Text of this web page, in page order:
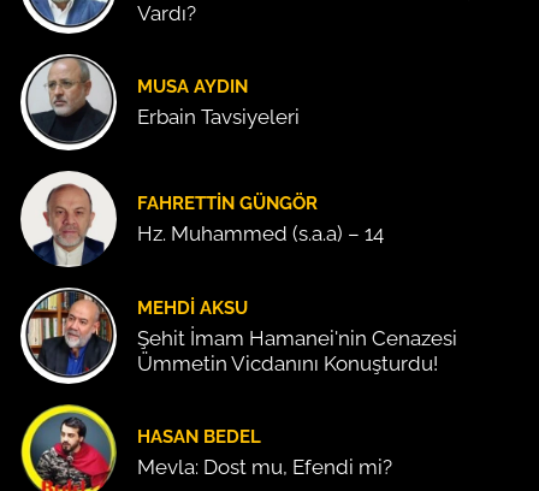
Vardı?
MUSA AYDIN
Erbain Tavsiyeleri
FAHRETTIN GÜNGÖR
Hz. Muhammed (s.a.a) – 14
MEHDI AKSU
Şehit İmam Hamanei'nin Cenazesi
Ümmetin Vicdanını Konuşturdu!
HASAN BEDEL
Mevla: Dost mu, Efendi mi?